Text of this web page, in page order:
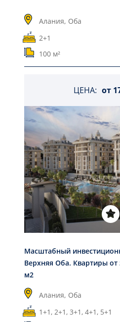
Алания, Оба
2+1
100 м²
ЦЕНА: от
Масштабный
Верхняя Оба. Квартиры от
м2
Алания, Оба
1+1, 2+1, 3+1, 4+1, 5+1